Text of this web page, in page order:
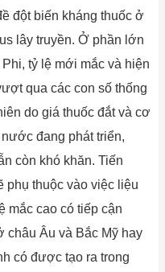
đột biến kháng thuốc ở
lây truyền. Ở phần lớn
tỷ lệ mới mắc và hiện
qua các con số thống
do giá thuốc đắt và cơ
đang phát triển,
còn khó khăn. Tiến
phụ thuộc vào việc liệu
mắc cao có tiếp cận
châu Âu và Bắc Mỹ hay
có được tạo ra trong